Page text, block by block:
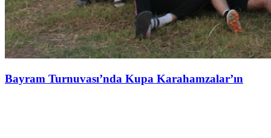
Bayram Turnuvası’nda Kupa Karahamzalar’ın